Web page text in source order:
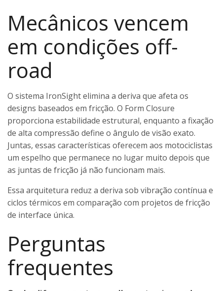
Mecânicos vencem
em condições off-
road
O sistema IronSight elimina a deriva que afeta os
designs baseados em fricção. O Form Closure
proporciona estabilidade estrutural, enquanto a fixação
de alta compressão define o ângulo de visão exato.
Juntas, essas características oferecem aos motociclistas
um espelho que permanece no lugar muito depois que
as juntas de fricção já não funcionam mais.
Essa arquitetura reduz a deriva sob vibração contínua e
ciclos térmicos em comparação com projetos de fricção
de interface única.
Perguntas
frequentes